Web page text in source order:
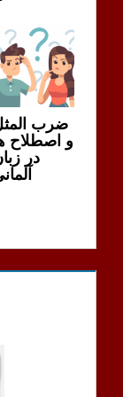
ضرب
و اصطلاح
در